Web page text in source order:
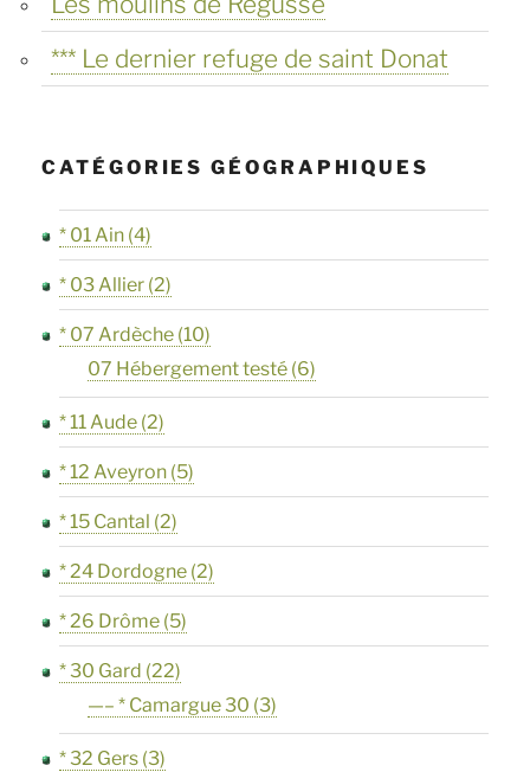
Camiers »
*** Le dernier refuge de saint Donat
CATÉGORIES GÉOGRAPHIQUES
* 01 Ain (4)
* 03 Allier (2)
* 07 Ardèche (10)
07 Hébergement testé (6)
* 11 Aude (2)
* 12 Aveyron (5)
* 15 Cantal (2)
* 24 Dordogne (2)
* 26 Drôme (5)
* 30 Gard (22)
—– * Camargue 30 (3)
* 32 Gers (3)